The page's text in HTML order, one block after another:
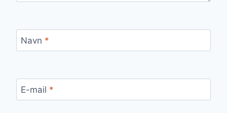
Navn *
E-mail *